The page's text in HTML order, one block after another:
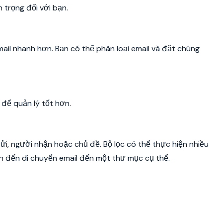
trọng đối với bạn.
nhanh hơn. Bạn có thể phân loại email và đặt chúng
quản lý tốt hơn.
người nhận hoặc chủ đề. Bộ lọc có thể thực hiện nhiều
đến di chuyển email đến một thư mục cụ thể.